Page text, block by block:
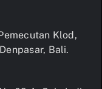
Klod,
Bali.